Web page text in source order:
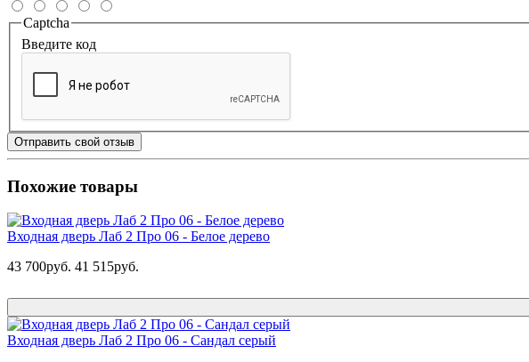
Captcha
Введите код
Отправить свой отзыв
Похожие товары
Входная дверь Лаб 2 Про 06 - Белое дерево
43 700руб. 41 515руб.
Входная дверь Лаб 2 Про 06 - Сандал серый